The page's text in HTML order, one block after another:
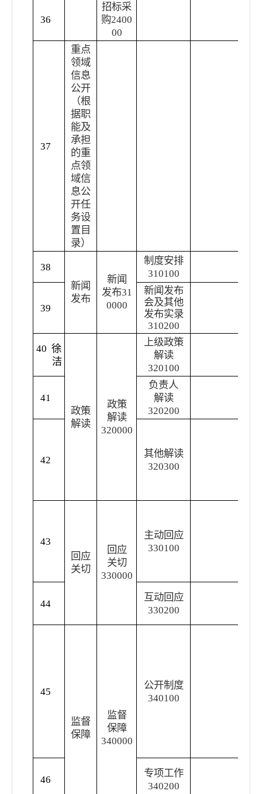
36
招标采
购2400
00
37
重点
领域
信息
公开
（根
据职
能及
承担
的重
点领
域信
息公
开任
务设
置目
录）
38
新闻
发布
新闻
发布31
0000
制度安排
310100
39
新闻发布
会及其他
发布实录
310200
40 徐
洁
政策
解读
政策
解读
320000
上级政策
解读
320100
41
负责人
解读
320200
42
其他解读
320300
43
回应
关切
回应
关切
330000
主动回应
330100
44
互动回应
330200
45
监督
保障
监督
保障
340000
公开制度
340100
46
专项工作
340200